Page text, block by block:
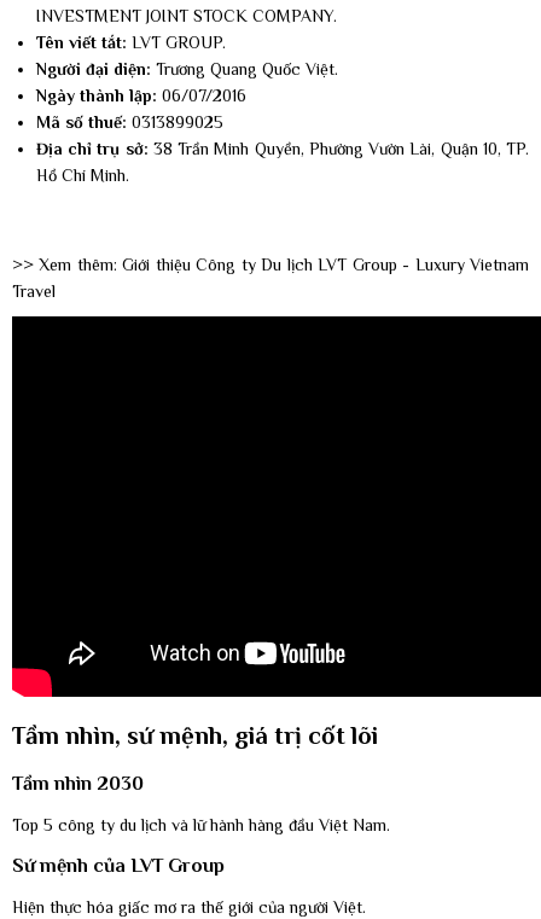
INVESTMENT JOINT STOCK COMPANY.
Tên viết tắt: LVT GROUP.
Người đại diện: Trương Quang Quốc Việt.
Ngày thành lập: 06/07/2016
Mã số thuế: 0313899025
Địa chỉ trụ sở: 38 Trần Minh Quyền, Phường Vườn Lài, Quận 10, TP.
Hồ Chí Minh.
>> Xem thêm: Giới thiệu Công ty Du lịch LVT Group - Luxury Vietnam
Travel
Tầm nhìn, sứ mệnh, giá trị cốt lõi
Tầm nhìn 2030
Top 5 công ty du lịch và lữ hành hàng đầu Việt Nam.
Sứ mệnh của LVT Group
Hiện thực hóa giấc mơ ra thế giới của người Việt.